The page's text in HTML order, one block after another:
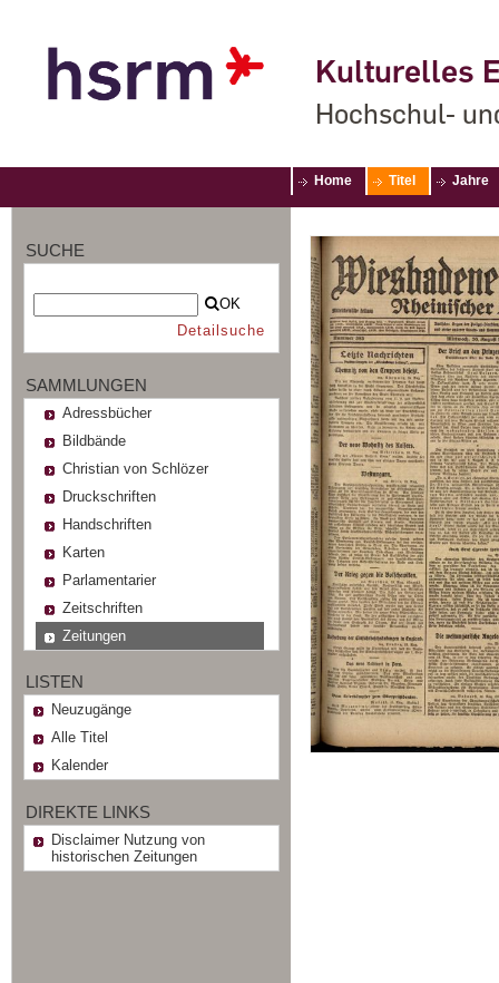
Kulturelles
Hochschul-
Home Titel Jahre
SUCHE
OK
Detailsuche
SAMMLUNGEN
Adressbücher
Bildbände
Christian von Schlözer
Druckschriften
Handschriften
Karten
Parlamentarier
Zeitschriften
Zeitungen
LISTEN
Neuzugänge
Alle Titel
Kalender
DIREKTE LINKS
Disclaimer Nutzung von
historischen Zeitungen